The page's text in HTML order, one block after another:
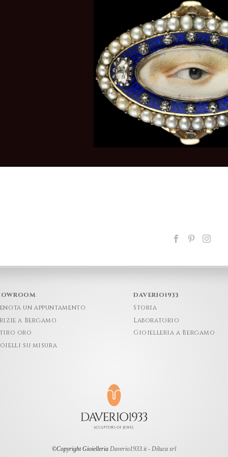
un appuntamento
a Bergamo
oro
su misura
DAVERIO1933
Storia
Laboratorio
Gioielleria a Bergamo
©Copyright Gioielleria Daverio1933.it - Diluca srl